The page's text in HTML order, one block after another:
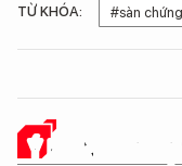
TỪ KHÓA: #sàn
Ý KIẾN CỦA